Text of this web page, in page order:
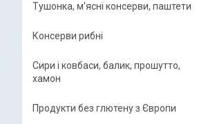
Тушонка, м'ясні консерви, паштети
Консерви рибні
Сири і ковбаси, балик, прошутто,
хамон
Продукти без глютену з Європи